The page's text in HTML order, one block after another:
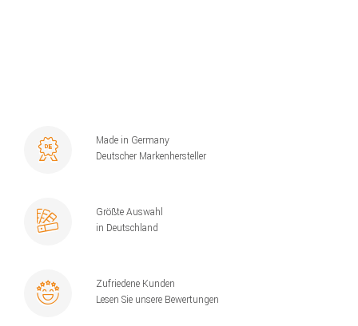
Made in Germany
Deutscher Markenhersteller
Größte Auswahl
in Deutschland
Zufriedene Kunden
Lesen Sie unsere Bewertungen